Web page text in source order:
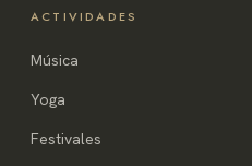
ACTIVIDADES
Música
Yoga
Festivales